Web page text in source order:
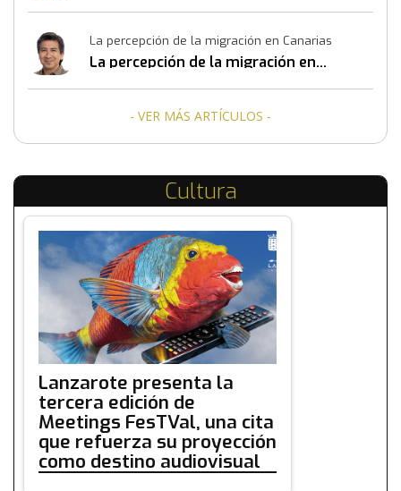
La percepción de la migración en Canarias
La percepción de la migración en
- VER MÁS ARTÍCULOS -
Cultura
Lanzarote presenta la
tercera edición de
Meetings FesTVal, una cita
que refuerza su proyección
como destino audiovisual